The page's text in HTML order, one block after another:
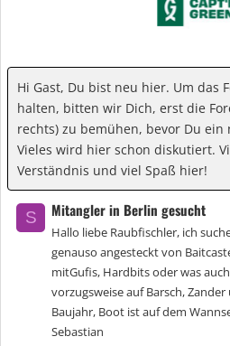
Hi Gast, Du bist neu hier. Um das
halten, bitten wir Dich, erst die
rechts) zu bemühen, bevor Du ein
Vieles wird hier schon diskutiert.
Verständnis und viel Spaß hier!
S Mitangler in Berlin gesucht
Hallo liebe Raubfischler, ich
genauso angesteckt von
mitGufis, Hardbits oder was
vorzugsweise auf Barsch,
Baujahr, Boot ist auf dem
Sebastian